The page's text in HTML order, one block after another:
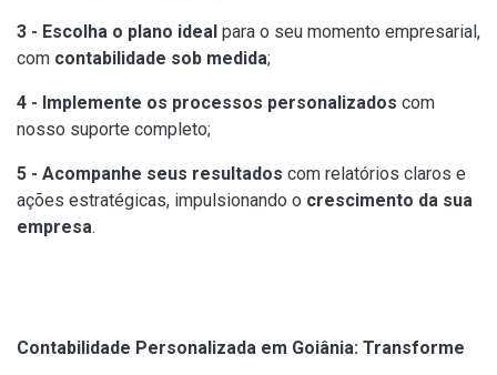
3 - Escolha o plano ideal para o seu momento empresarial,
com contabilidade sob medida;
4 - Implemente os processos personalizados com
nosso suporte completo;
5 - Acompanhe seus resultados com relatórios claros e
ações estratégicas, impulsionando o crescimento da sua
empresa.
Contabilidade Personalizada em Goiânia: Transforme